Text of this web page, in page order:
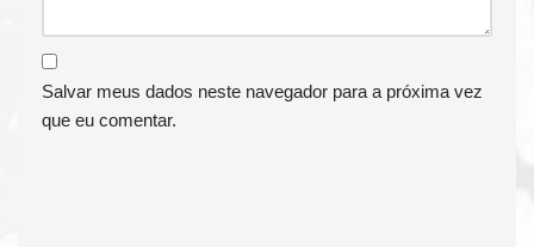
Salvar meus dados neste navegador para a próxima vez
que eu comentar.